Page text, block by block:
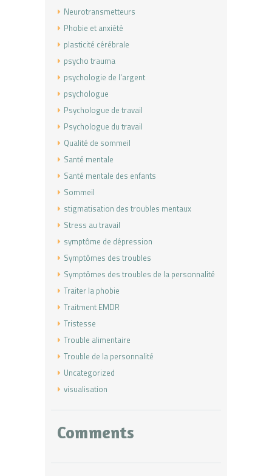
Neurotransmetteurs
Phobie et anxiété
plasticité cérébrale
psycho trauma
psychologie de l'argent
psychologue
Psychologue de travail
Psychologue du travail
Qualité de sommeil
Santé mentale
Santé mentale des enfants
Sommeil
stigmatisation des troubles mentaux
Stress au travail
symptôme de dépression
Symptômes des troubles
Symptômes des troubles de la personnalité
Traiter la phobie
Traitment EMDR
Tristesse
Trouble alimentaire
Trouble de la personnalité
Uncategorized
visualisation
Comments